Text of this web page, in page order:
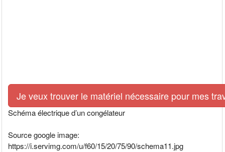
Je veux trouver le matériel nécessaire pour mes
Schéma électrique d’un congélateur
Source google image:
https://i.servimg.com/u/f60/15/20/75/90/schema11.jpg